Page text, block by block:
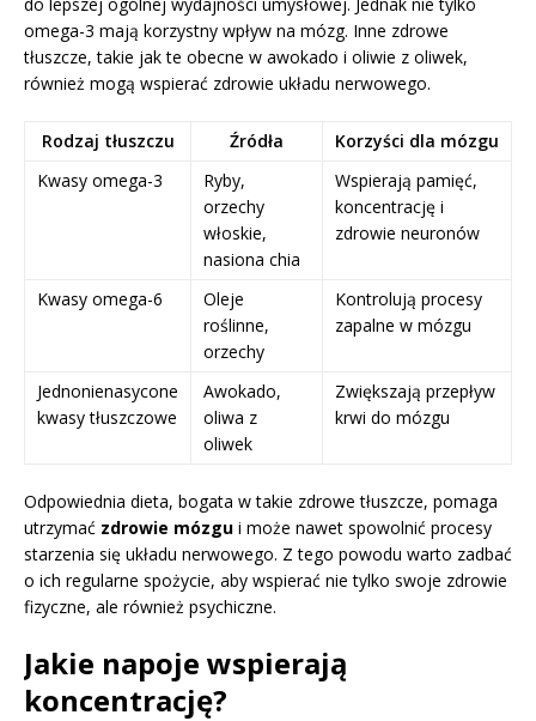
omega-3 mają korzystny wpływ na mózg. Inne zdrowe
tłuszcze, takie jak te obecne w awokado i oliwie z oliwek,
również mogą wspierać zdrowie układu nerwowego.
Rodzaj tłuszczu Źródła
Korzyści dla mózgu
Kwasy omega-3
Ryby,
orzechy
włoskie,
nasiona chia
Wspierają pamięć,
koncentrację i
zdrowie neuronów
Kwasy omega-6
Oleje
roślinne,
orzechy
Kontrolują procesy
zapalne w mózgu
Jednonienasycone
kwasy tłuszczowe
Awokado,
oliwa z
oliwek
Zwiększają przepływ
krwi do mózgu
Odpowiednia dieta, bogata w takie zdrowe tłuszcze, pomaga
utrzymać zdrowie mózgu i może nawet spowolnić procesy
starzenia się układu nerwowego. Z tego powodu warto zadbać
o ich regularne spożycie, aby wspierać nie tylko swoje zdrowie
fizyczne, ale również psychiczne.
Jakie napoje wspierają
koncentrację?